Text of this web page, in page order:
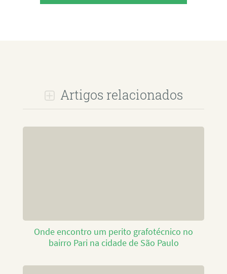
Artigos relacionados
Onde encontro um perito grafotécnico no
bairro Pari na cidade de São Paulo